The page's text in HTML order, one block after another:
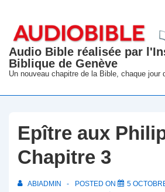
passer
contenu
principal
Audio Bible réalisée par
Biblique de Genève
Un nouveau chapitre de la Bible, chaque jour
Epître aux
Chapitre 3
ABIADMIN POSTED ON 5